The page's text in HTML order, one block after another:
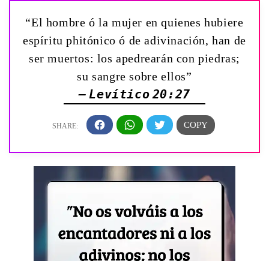
“El hombre ó la mujer en quienes hubiere
espíritu phitónico ó de adivinación, han de
ser muertos: los apedrearán con piedras;
su sangre sobre ellos”
— Levítico 20:27